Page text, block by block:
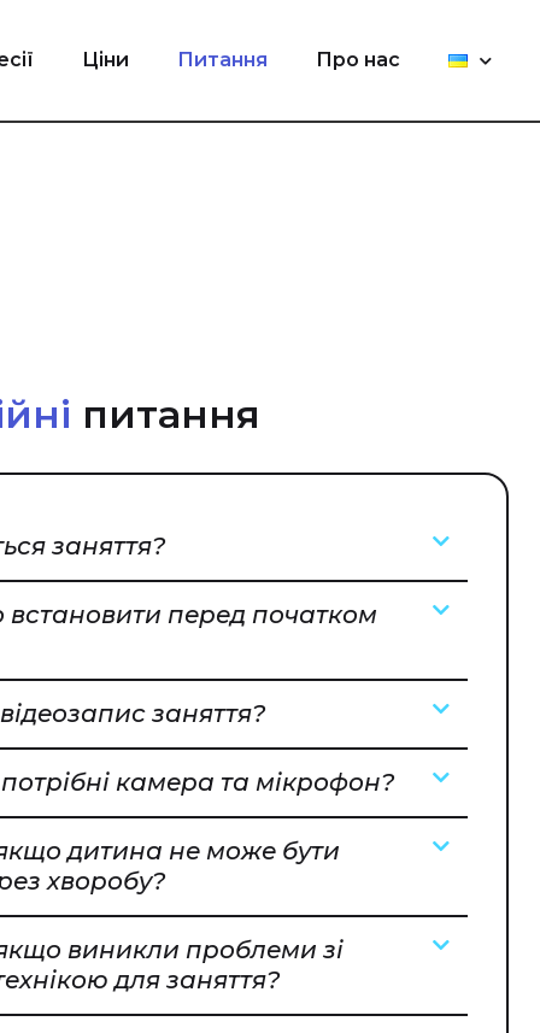
Ціни Питання Про нас
питання
заняття?
перед початком
заняття?
камера та мікрофон?
дитина не може бути
хворобу?
виникли проблеми зі
для заняття?